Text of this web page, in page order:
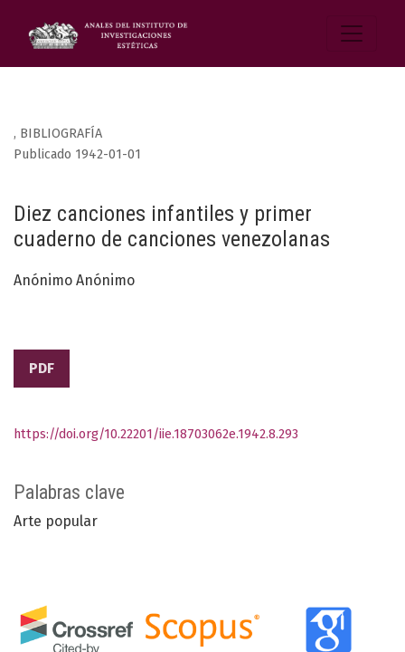
, BIBLIOGRAFÍA
Diez canciones infantiles y primer
cuaderno de canciones venezolanas
Publicado 1942-01-01
Anónimo Anónimo
PDF
Palabras clave
Arte popular
https://doi.org/10.22201/iie.18703062e.1942.8.293